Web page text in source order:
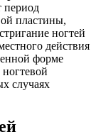
период
пластины,
ногтей
действия
форме
случаях